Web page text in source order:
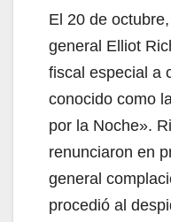
El 20 de
general Elliot
fiscal especial a
conocido como
por la Noche».
renunciaron en
general
procedió al